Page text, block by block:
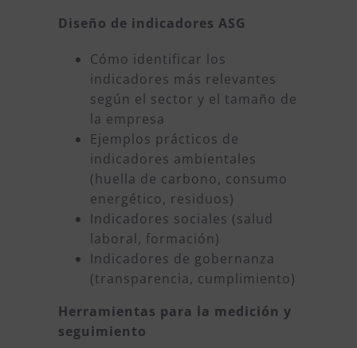
Diseño de indicadores ASG
Cómo identificar los
indicadores más relevantes
según el sector y el tamaño de
la empresa
Ejemplos prácticos de
indicadores ambientales
(huella de carbono, consumo
energético, residuos)
Indicadores sociales (salud
laboral, formación)
Indicadores de gobernanza
(transparencia, cumplimiento)
Herramientas para la medición y
seguimiento